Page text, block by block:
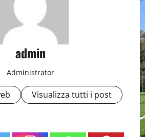
admin
Administrator
Visualizza tutti i post